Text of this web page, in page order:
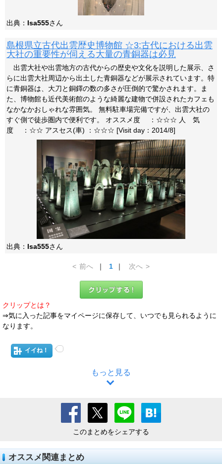
出典： Isa555さん
島根県立古代出雲歴史博物館 ☆3:古代における出雲
大社の重要性が伺える大量の青銅器は必見
出雲大社や出雲地方の古代からの歴史や文化を説明した展示、さ
らに出雲大社周辺から出土した青銅器などが展示されています。特
に青銅器は、大刀と銅鐸の数の多さが圧倒的で驚かされます。ま
た、博物館も近代美術館のような綺麗な建物で併設されたカフェも
なかなかおしゃれな雰囲気。 無料駐車場完備ですが、出雲大社の
すぐ側で徒歩圏内で便利です。 オススメ度 ：☆☆☆ 人 気
度 ：☆☆ アスセス(車) ：☆☆☆ [Visit day：2014/8]
出典： Isa555さん
< 前へ ｜ 1 ｜ 次へ >
クリップとは？
⇒気に入った記事をマイページに保存して、いつでも見られるように
なります。
イイね！
もっと見る
このまとめをシェアする
オススメ関連まとめ